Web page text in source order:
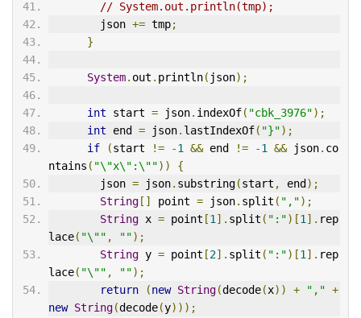
// System.out.println(tmp);
        json
+= tmp;
}
System. out . println( json);
int start = json. indexOf( "cbk_3976");
int end = json. lastIndexOf( "}");
if
(start != -1 && end != -1 && json. co
ntains ( "\"x\":\""))
{
        json
= json. substring(start , end );
String [] point = json. split ( ",");
String x = point [1 ]. split ( ":")[1 ]. rep
lace( "\"" , "");
String y = point [2]. split ( ":")[1 ]. rep
lace( "\"" , "");
return
(new String(decode(x)) + "," +
new String(decode(y)));